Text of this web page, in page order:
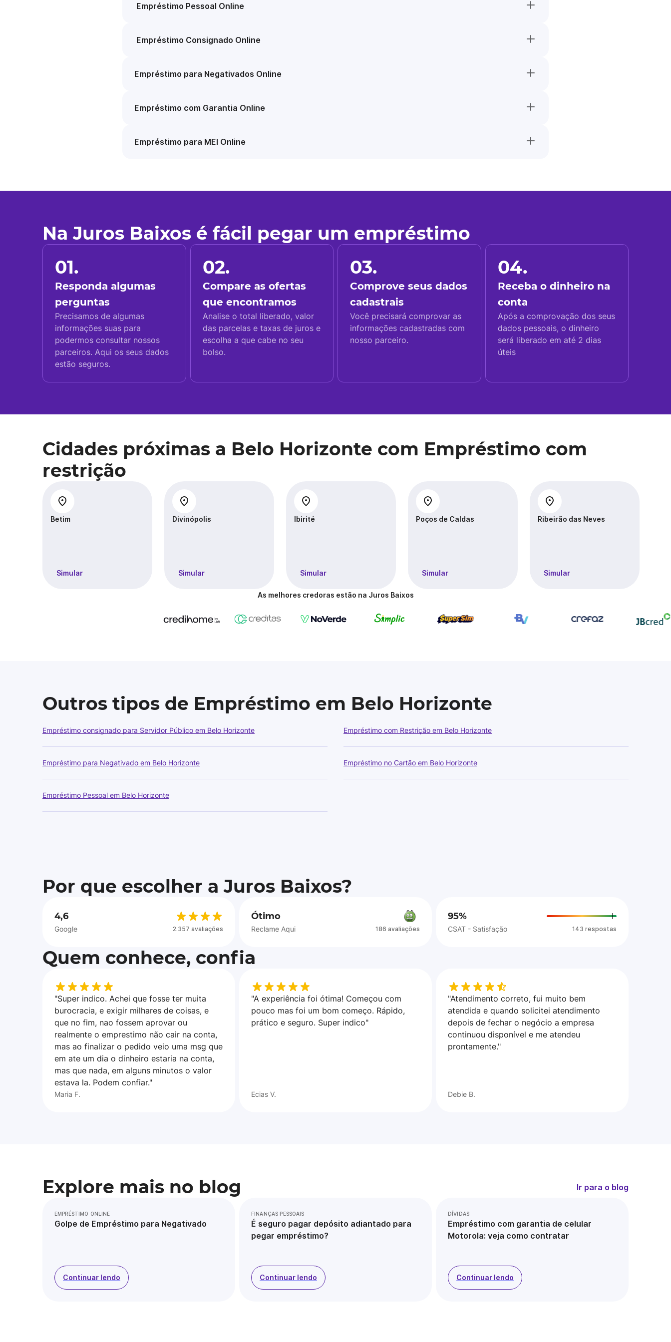
Empréstimo Pessoal Online
Empréstimo Consignado Online
Empréstimo para Negativados Online
Empréstimo com Garantia Online
Empréstimo para MEI Online
Na Juros Baixos é fácil pegar um empréstimo
01.
Responda algumas
perguntas
Precisamos de algumas
informações suas para
podermos consultar nossos
parceiros. Aqui os seus dados
estão seguros.
02.
Compare as ofertas
que encontramos
Analise o total liberado, valor
das parcelas e taxas de juros e
escolha a que cabe no seu
bolso.
03.
Comprove seus dados
cadastrais
Você precisará comprovar as
informações cadastradas com
nosso parceiro.
04.
Receba o dinheiro na
conta
Após a comprovação dos seus
dados pessoais, o dinheiro
será liberado em até 2 dias
úteis
Cidades próximas a Belo Horizonte com Empréstimo com
restrição
Betim
Simular
Divinópolis
Simular
Ibirité
Simular
Poços de Caldas
Simular
Ribeirão das Neves
Simular
As melhores credoras estão na Juros Baixos
Outros tipos de Empréstimo em Belo Horizonte
Empréstimo consignado para Servidor Público em Belo Horizonte Empréstimo com Restrição em Belo Horizonte
Empréstimo para Negativado em Belo Horizonte Empréstimo no Cartão em Belo Horizonte
Empréstimo Pessoal em Belo Horizonte
Por que escolher a Juros Baixos?
4,6
Google 2.357 avaliações
Ótimo
Reclame Aqui 186 avaliações
95%
CSAT - Satisfação 143 respostas
Quem conhece, confia
"Super indico. Achei que fosse ter muita
burocracia, e exigir milhares de coisas, e
que no fim, nao fossem aprovar ou
realmente o emprestimo não cair na conta,
mas ao finalizar o pedido veio uma msg que
em ate um dia o dinheiro estaria na conta,
mas que nada, em alguns minutos o valor
estava la. Podem confiar."
Maria F.
"A experiência foi ótima! Começou com
pouco mas foi um bom começo. Rápido,
prático e seguro. Super indico"
Ecias V.
"Atendimento correto, fui muito bem
atendida e quando solicitei atendimento
depois de fechar o negócio a empresa
continuou disponível e me atendeu
prontamente."
Debie B.
Explore mais no blog Ir para o blog
EMPRÉSTIMO ONLINE
Golpe de Empréstimo para Negativado
Continuar lendo
FINANÇAS PESSOAIS
É seguro pagar depósito adiantado para
pegar empréstimo?
Continuar lendo
DÍVIDAS
Empréstimo com garantia de celular
Motorola: veja como contratar
Continuar lendo